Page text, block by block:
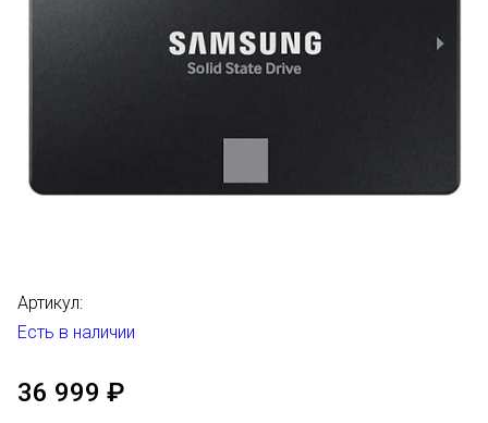
Артикул:
Есть в наличии
36 999 ₽